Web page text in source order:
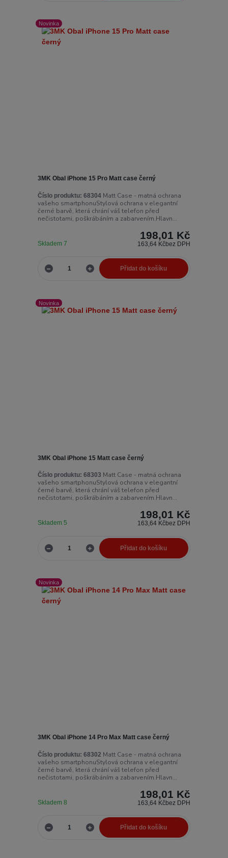
Novinka
3MK Obal iPhone 15 Pro Matt case černý
Číslo produktu: 68304Matt Case - matná ochrana
vašeho smartphonuStylová ochrana v elegantní
černé barvě, která chrání váš telefon před
nečistotami, poškrábáním a zabarvením.Hlavn...
198,01 Kč
163,64 Kčbez DPH
Skladem 7
Přidat do košíku
Novinka
3MK Obal iPhone 15 Matt case černý
Číslo produktu: 68303 Matt Case - matná ochrana
vašeho smartphonuStylová ochrana v elegantní
černé barvě, která chrání váš telefon před
nečistotami, poškrábáním a zabarvením.Hlavn...
198,01 Kč
163,64 Kčbez DPH
Skladem 5
Přidat do košíku
Novinka
3MK Obal iPhone 14 Pro Max Matt case černý
Číslo produktu: 68302 Matt Case - matná ochrana
vašeho smartphonuStylová ochrana v elegantní
černé barvě, která chrání váš telefon před
nečistotami, poškrábáním a zabarvením.Hlavn...
198,01 Kč
163,64 Kčbez DPH
Skladem 8
Přidat do košíku